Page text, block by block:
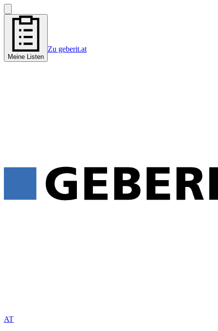
Meine Listen
Zu geberit.at
AT